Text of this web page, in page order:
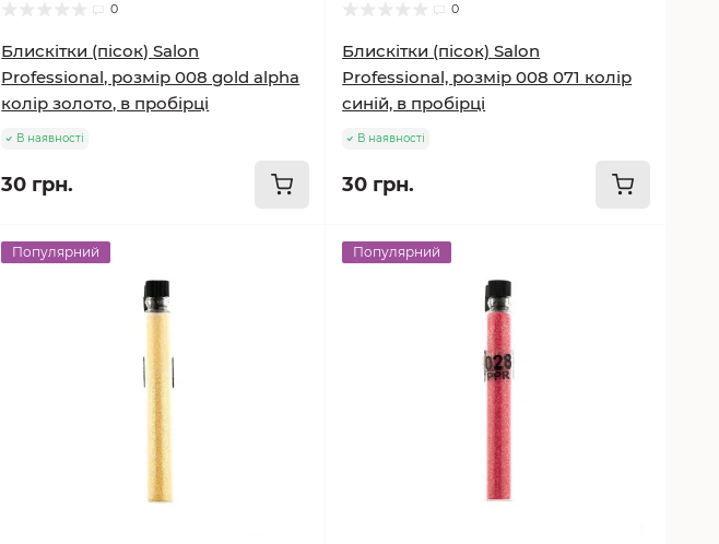
0
Блискітки (пісок) Salon
Professional, розмір 008 gold alpha
колір золото, в пробірці
В наявності
30 грн.
0
Блискітки (пісок) Salon
Professional, розмір 008 071 колір
синій, в пробірці
В наявності
30 грн.
Популярний Популярний